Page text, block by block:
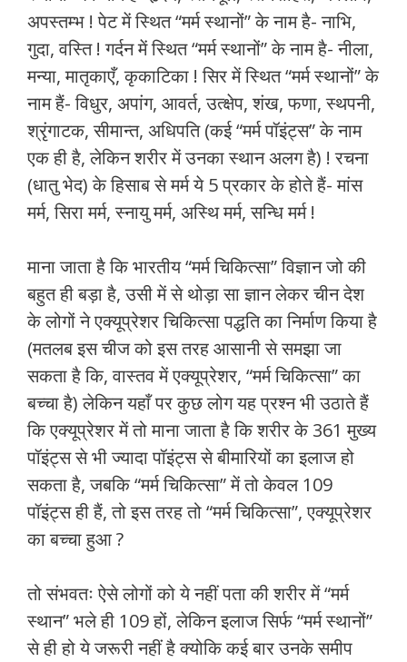
अपस्तम्भ ! पेट में स्थित “मर्म स्थानों” के नाम है- नाभि,
गुदा, वस्ति ! गर्दन में स्थित “मर्म स्थानों” के नाम है- नीला,
मन्या, मातृकाएँ, कृकाटिका ! सिर में स्थित “मर्म स्थानों” के
नाम हैं- विधुर, अपांग, आवर्त, उत्क्षेप, शंख, फणा, स्थपनी,
श्रृंगाटक, सीमान्त, अधिपति (कई “मर्म पॉइंट्स” के नाम
एक ही है, लेकिन शरीर में उनका स्थान अलग है) ! रचना
(धातु भेद) के हिसाब से मर्म ये 5 प्रकार के होते हैं- मांस
मर्म, सिरा मर्म, स्नायु मर्म, अस्थि मर्म, सन्धि मर्म !
माना जाता है कि भारतीय “मर्म चिकित्सा” विज्ञान जो की
बहुत ही बड़ा है, उसी में से थोड़ा सा ज्ञान लेकर चीन देश
के लोगों ने एक्यूप्रेशर चिकित्सा पद्धति का निर्माण किया है
(मतलब इस चीज को इस तरह आसानी से समझा जा
सकता है कि, वास्तव में एक्यूप्रेशर, “मर्म चिकित्सा” का
बच्चा है) लेकिन यहाँ पर कुछ लोग यह प्रश्न भी उठाते हैं
कि एक्यूप्रेशर में तो माना जाता है कि शरीर के 361 मुख्य
पॉइंट्स से भी ज्यादा पॉइंट्स से बीमारियों का इलाज हो
सकता है, जबकि “मर्म चिकित्सा” में तो केवल 109
पॉइंट्स ही हैं, तो इस तरह तो “मर्म चिकित्सा”, एक्यूप्रेशर
का बच्चा हुआ ?
तो संभवतः ऐसे लोगों को ये नहीं पता की शरीर में “मर्म
स्थान” भले ही 109 हों, लेकिन इलाज सिर्फ “मर्म स्थानों”
से ही हो ये जरूरी नहीं है क्योकि कई बार उनके समीप